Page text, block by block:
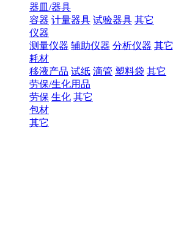
器皿/器具
容器 计量器具 试验器具 其它
仪器
测量仪器 辅助仪器 分析仪器 其它
耗材
移液产品 试纸 滴管 塑料袋 其它
劳保/生化用品
劳保 生化 其它
包材
其它